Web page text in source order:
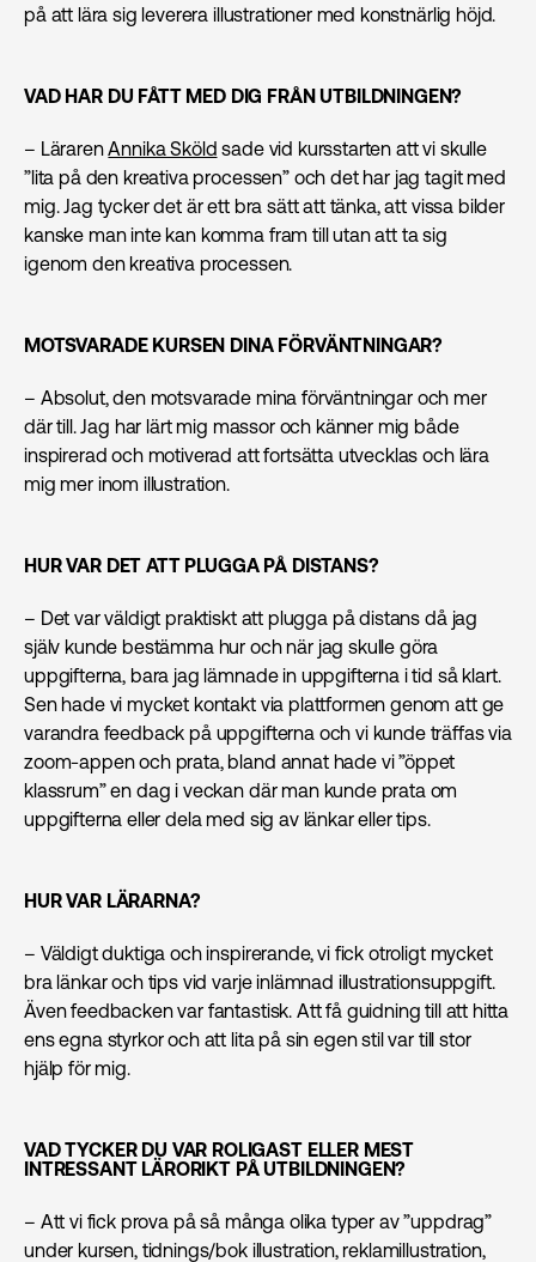
på att lära sig leverera illustrationer med konstnärlig höjd.
VAD HAR DU FÅTT MED DIG FRÅN UTBILDNINGEN?
– LärarenAnnika Sköld sade vid kursstarten att vi skulle
”lita på den kreativa processen” och det har jag tagit med
mig. Jag tycker det är ett bra sätt att tänka, att vissa bilder
kanske man inte kan komma fram till utan att ta sig
igenom den kreativa processen.
MOTSVARADE KURSEN DINA FÖRVÄNTNINGAR?
– Absolut, den motsvarade mina förväntningar och mer
där till. Jag har lärt mig massor och känner mig både
inspirerad och motiverad att fortsätta utvecklas och lära
mig mer inom illustration.
HUR VAR DET ATT PLUGGA PÅ DISTANS?
– Det var väldigt praktiskt att plugga på distans då jag
själv kunde bestämma hur och när jag skulle göra
uppgifterna, bara jag lämnade in uppgifterna i tid så klart.
Sen hade vi mycket kontakt via plattformen genom att ge
varandra feedback på uppgifterna och vi kunde träffas via
zoom-appen och prata, bland annat hade vi ”öppet
klassrum” en dag i veckan där man kunde prata om
uppgifterna eller dela med sig av länkar eller tips.
HUR VAR LÄRARNA?
– Väldigt duktiga och inspirerande, vi fick otroligt mycket
bra länkar och tips vid varje inlämnad illustrationsuppgift.
Även feedbacken var fantastisk. Att få guidning till att hitta
ens egna styrkor och att lita på sin egen stil var till stor
hjälp för mig.
VAD TYCKER DU VAR ROLIGAST ELLER MEST
INTRESSANT LÄRORIKT PÅ UTBILDNINGEN?
– Att vi fick prova på så många olika typer av ”uppdrag”
under kursen, tidnings/bok illustration, reklamillustration,